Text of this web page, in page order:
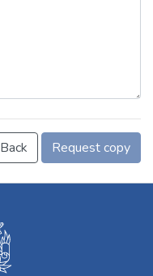
Back Request copy